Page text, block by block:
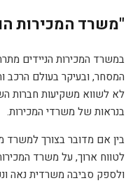
"משרד המכירות
במשרד המכירות הניידים
המסחר, ובעיקר בעולם הרכב
לא לשווא משקיעות חברות
בנראות של משרדי המכירות.
בין אם מדובר בצורך למשרד
לטווח ארוך, על משרד
ולספק סביבה משרדית נאה